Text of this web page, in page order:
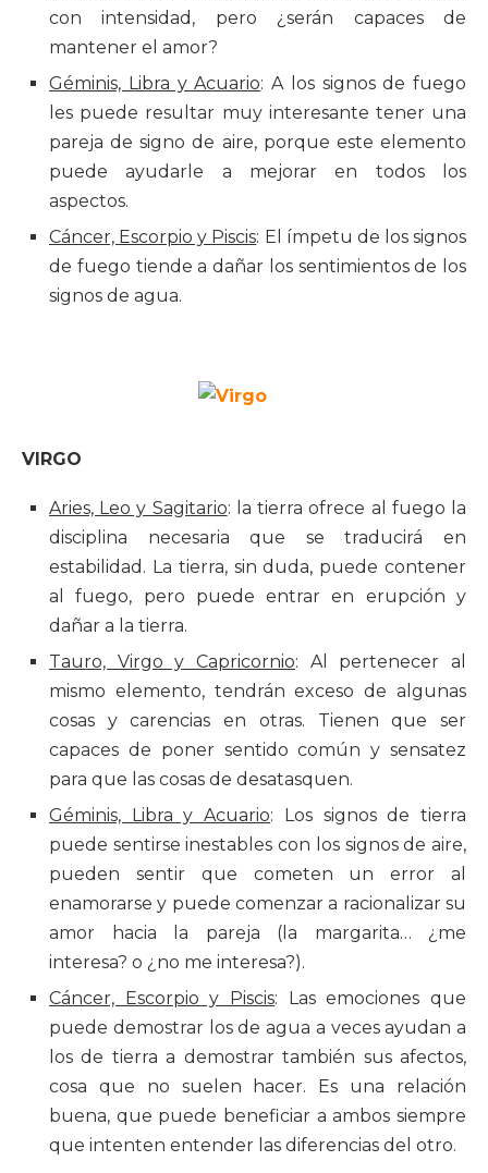
con intensidad, pero ¿serán capaces de
mantener el amor?
Géminis, Libra y Acuario: A los signos de fuego
les puede resultar muy interesante tener una
pareja de signo de aire, porque este elemento
puede ayudarle a mejorar en todos los
aspectos.
Cáncer, Escorpio y Piscis: El ímpetu de los signos
de fuego tiende a dañar los sentimientos de los
signos de agua.
VIRGO
Aries, Leo y Sagitario: la tierra ofrece al fuego la
disciplina necesaria que se traducirá en
estabilidad. La tierra, sin duda, puede contener
al fuego, pero puede entrar en erupción y
dañar a la tierra.
Tauro, Virgo y Capricornio: Al pertenecer al
mismo elemento, tendrán exceso de algunas
cosas y carencias en otras. Tienen que ser
capaces de poner sentido común y sensatez
para que las cosas de desatasquen.
Géminis, Libra y Acuario: Los signos de tierra
puede sentirse inestables con los signos de aire,
pueden sentir que cometen un error al
enamorarse y puede comenzar a racionalizar su
amor hacia la pareja (la margarita… ¿me
interesa? o ¿no me interesa?).
Cáncer, Escorpio y Piscis: Las emociones que
puede demostrar los de agua a veces ayudan a
los de tierra a demostrar también sus afectos,
cosa que no suelen hacer. Es una relación
buena, que puede beneficiar a ambos siempre
que intenten entender las diferencias del otro.